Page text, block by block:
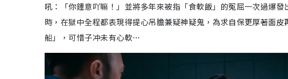
吼：「你鍾意吖嘛！」並將多年來被指「食軟飯」的冤屈一次過爆
時，在獄中全程都表現得提心吊膽兼疑神疑鬼，為求自保更厚著面
船」，可惜子冲未有心軟…